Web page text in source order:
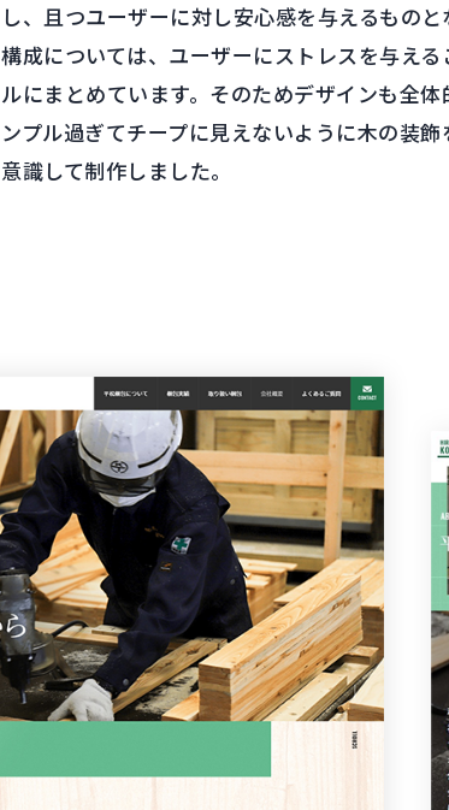
し、且つユーザーに対し安心感を与えるものと
構成については、ユーザーにストレスを与え
ルにまとめています。そのためデザインも全
ンプル過ぎてチープに見えないように木の装
意識して制作しました。